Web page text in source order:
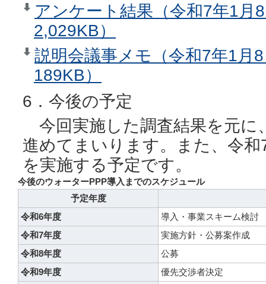
アンケート結果（令和7年1月
2,029KB）
説明会議事メモ（令和7年1月
189KB）
6．今後の予定
今回実施した調査結果を元に
進めてまいります。また、令
を実施する予定です。
今後のウォーターPPP導入までのスケジュール
予定年度
令和6年度
導入・事業スキーム検討
令和7年度
実施方針・公募案作成
令和8年度
公募
令和9年度
優先交渉者決定